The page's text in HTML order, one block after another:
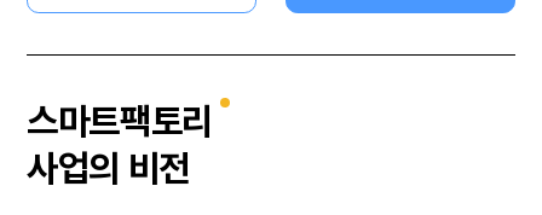
스마트팩토리
사업의 비전